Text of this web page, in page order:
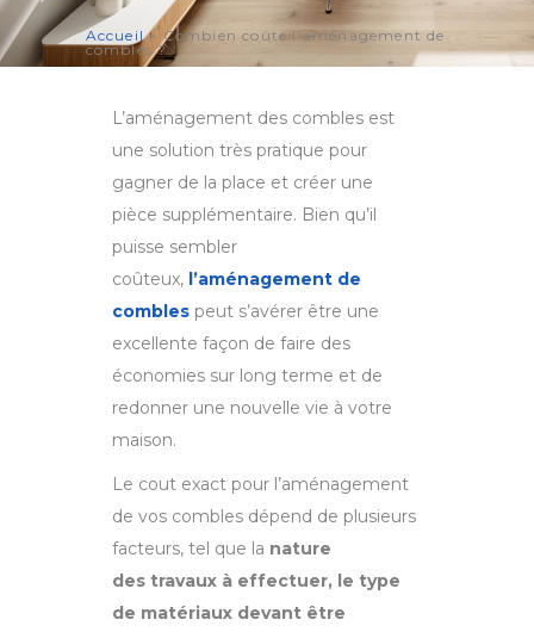
Accueil» Combien coûte l’aménagement de
combles ?
L’aménagement des combles est
une solution très pratique pour
gagner de la place et créer une
pièce supplémentaire. Bien qu’il
puisse sembler
coûteux, l’aménagement de
combles peut s’avérer être une
excellente façon de faire des
économies sur long terme et de
redonner une nouvelle vie à votre
maison.
Le cout exact pour l’aménagement
de vos combles dépend de plusieurs
facteurs, tel que la nature
des travaux à effectuer, le type
de matériaux devant être